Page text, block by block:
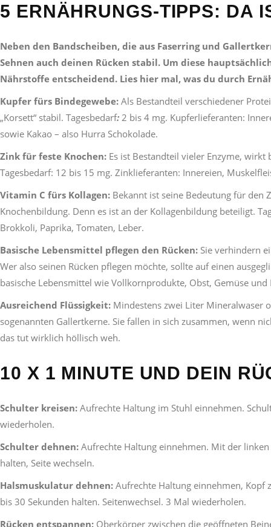
5 ERNÄHRUNGS-TIPPS: DA
Neben den Bandscheiben, die aus Faserring und
Sehnen auch deinen Rücken stabil. Um diese
Nährstoffe entscheidend. Lies hier mal, was du durch
Kupfer fürs Bindegewebe: Als Bestandteil verschiedener
„Korsett“ stabil. Tagesbedarf: 2 bis 4 mg. Kupferlieferanten:
sowie Kakao – also Hurra Schokolade.
Zink für feste Knochen: Es ist Bestandteil vieler Enzyme,
Tagesbedarf: 12 bis 15 mg. Zinklieferanten: Innereien,
Vitamin C fürs Kollagen: Bekannt ist seine Bedeutung für den
Knochenbildung. Denn es ist an der Kollagenbildung beteiligt.
Brokkoli, Paprika, Tomaten, Leber.
Basische Lebensmittel pflegen den Rücken: Sie verhindern
Wer also seinen Rücken pflegen möchte, sollte auf einen
basische Lebensmittel wie Vollkornprodukte, Obst, Gemüse und
Ausreichend Flüssigkeit: Mindestens zwei Liter Mineralwaser
sogenannten Gallertkerne. Sie fallen in sich zusammen, wenn
das tut wirklich höllisch weh.
10 X 1 MINUTE UND DEIN
Schulter kreisen: Aufrechte Haltung im Stuhl einnehmen.
wiederholen.
Schulter dehnen: Aufrechte Haltung einnehmen. Mit der
halten, Seite wechseln.
Halsmuskulatur dehnen: Aufrechte Haltung einnehmen, Kopf
bis 30 Sekunden halten. Seitenwechsel. 3 Mal wiederholen.
Rücken entspannen: Oberkörper zwischen die geöffneten